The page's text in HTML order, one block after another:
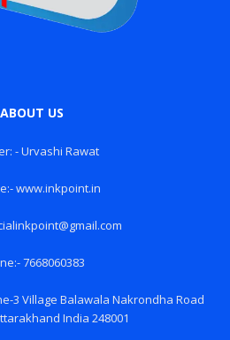
ABOUT US
- Urvashi Rawat
www.inkpoint.in
7668060383
3 Village Balawala Nakrondha Road
India 248001